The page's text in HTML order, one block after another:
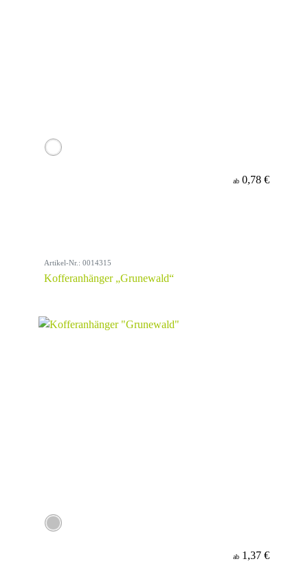
ab 0,78 €
Artikel-Nr.: 0014315
Kofferanhänger „Grunewald“
ab 1,37 €